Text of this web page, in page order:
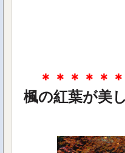
＊＊＊＊＊
楓の紅葉が